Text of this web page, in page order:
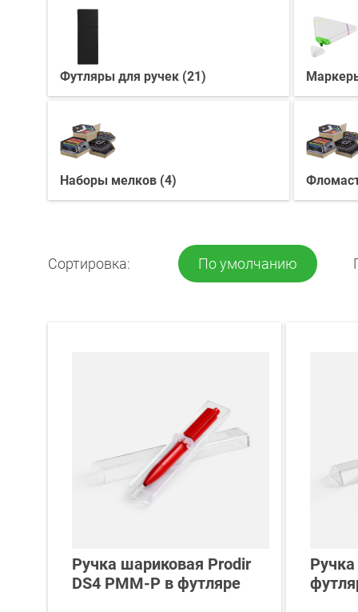
Футляры для ручек (21)
Наборы мелков (4)
Сортировка: По умолчанию
Ручка шариковая Prodir
DS4 PMM-P в футляре